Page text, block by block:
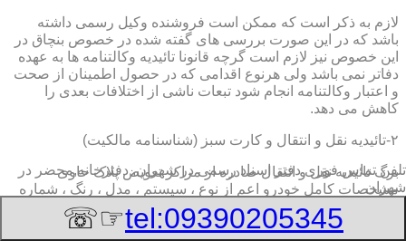
لازم به ذکر است که ممکن است فروشنده وکیل رسمی داشته
باشد که در این صورت بررسی های گفته شده در خصوص بنچاق در
این خصوص نیز لازم است گرچه قانونا تائیدیه وکالتنامه ها به عهده
دفاتر نمی باشد ولی هرنوع اقدامی که در حصول اطمینان از صحت
و اعتبار وکالتنامه انجام شود تبعات ناشی از اختلافات بعدی را
کاهش می دهد.
۲-تائیدیه نقل و انتقال و کارت سبز (شناسنامه مالکیت)
برگ تائیدیه نقل و انتقال صادره از مراکز تعویض پلاک حاوی
مشخصات کامل خودرو اعم از نوع ، سیستم ، مدل ، رنگ ، شماره
صدر صفحه و مشخصات فروشنده و خریدار اعم از مشخصات
تلفن تماس فوریدفتر اسناد رسمی در شهران, دفترخانه,محضر در
شهران
tel:09390205345
☞☏